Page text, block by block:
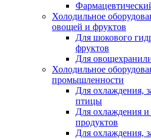
Холодильное
овощей и фруктов
Для шокового
фруктов
Для
Холодильное
промышленности
Для охлаждения,
птицы
Для охлаждения
продуктов
Для охлаждения,